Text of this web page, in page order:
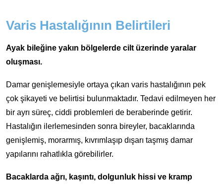
Varis Hastalığının Belirtileri
Ayak bileğine yakın bölgelerde cilt üzerinde yaralar
oluşması.
Damar genişlemesiyle ortaya çıkan varis hastalığının pek
çok şikayeti ve belirtisi bulunmaktadır. Tedavi edilmeyen her
bir ayrı süreç, ciddi problemleri de beraberinde getirir.
Hastalığın ilerlemesinden sonra bireyler, bacaklarında
genişlemiş, morarmış, kıvrımlaşıp dışarı taşmış damar
yapılarını rahatlıkla görebilirler.
Bacaklarda ağrı, kaşıntı, dolgunluk hissi ve kramp